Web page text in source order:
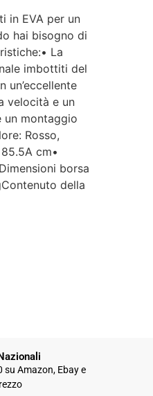
in EVA per un
hai bisogno di
La
imbottiti del
velocità e un
un montaggio
Rosso,
cm•
borsa
della
su Amazon, Ebay e